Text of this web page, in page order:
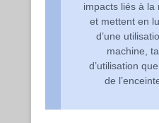
impacts liés à la
et mettent en
d’une
machine,
d’utilisation
de